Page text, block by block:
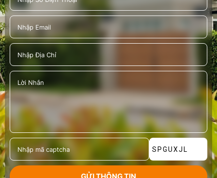
SPGUXJL